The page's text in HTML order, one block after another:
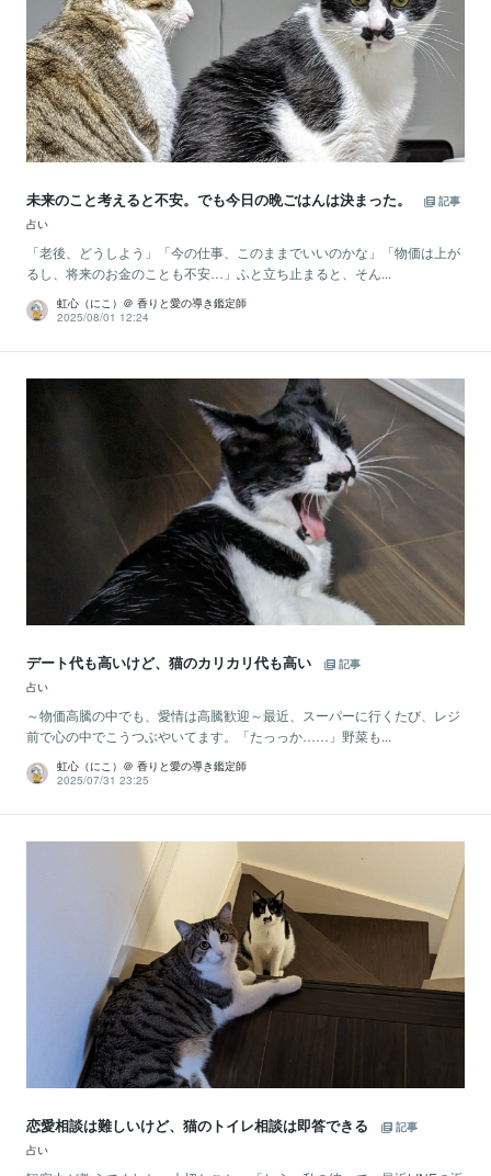
未来のこと考えると不安。でも今日の晩ごはんは決まった。
記事
占い
「老後、どうしよう」「今の仕事、このままでいいのかな」「物価は上が
るし、将来のお金のことも不安…」ふと立ち止まると、そん...
虹心（にこ）＠ 香りと愛の導き鑑定師
2025/08/01 12:24
デート代も高いけど、猫のカリカリ代も高い
記事
占い
～物価高騰の中でも、愛情は高騰歓迎～最近、スーパーに行くたび、レジ
前で心の中でこうつぶやいてます。「たっっか……」野菜も...
虹心（にこ）＠ 香りと愛の導き鑑定師
2025/07/31 23:25
恋愛相談は難しいけど、猫のトイレ相談は即答できる
記事
占い